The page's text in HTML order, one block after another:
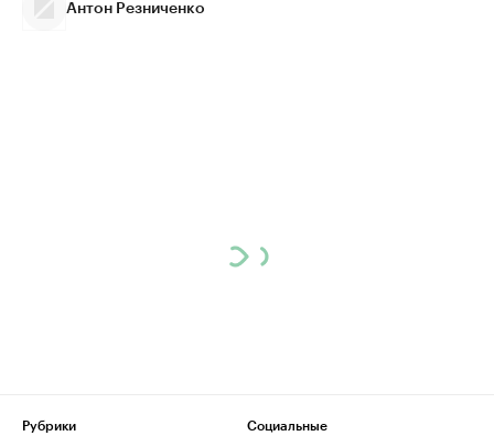
Антон Резниченко
Рубрики
Социальные